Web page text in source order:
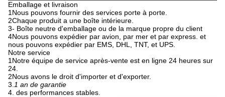
Emballage et livraison
1Nous pouvons fournir des services porte à porte.
2Chaque produit a une boîte intérieure.
3- Boîte neutre d'emballage ou de la marque propre du client
4Nous pouvons expédier par avion, par mer et par express. et
nous pouvons expédier par EMS, DHL, TNT, et UPS.
Notre service
1Notre équipe de service après-vente est en ligne 24 heures sur
24.
2Nous avons le droit d'importer et d'exporter.
3. 1 an de garantie
4. des performances stables.